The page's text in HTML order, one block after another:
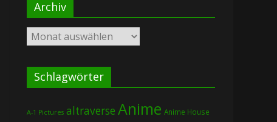
Archiv
Archiv
Schlagwörter
A-1 Pictures altraverse Anime Anime House